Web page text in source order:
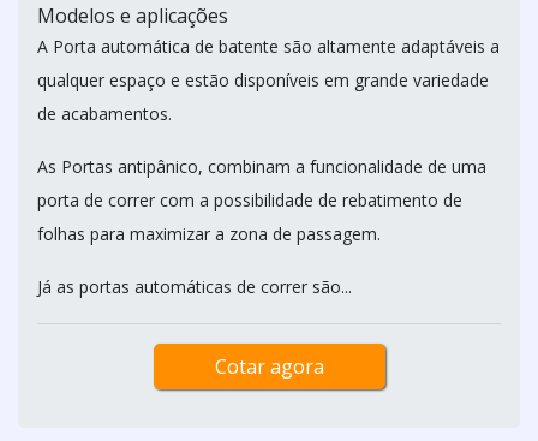
Modelos e aplicações
A Porta automática de batente são altamente adaptáveis a
qualquer espaço e estão disponíveis em grande variedade
de acabamentos.
As Portas antipânico, combinam a funcionalidade de uma
porta de correr com a possibilidade de rebatimento de
folhas para maximizar a zona de passagem.
Já as portas automáticas de correr são...
Cotar agora